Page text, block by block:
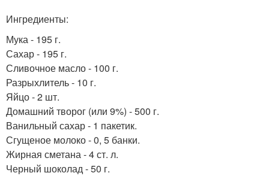
Ингредиенты:
Мука - 195 г.
Сахар - 195 г.
Сливочное масло - 100 г.
Разрыхлитель - 10 г.
Яйцо - 2 шт.
Домашний творог (или 9%) - 500 г.
Ванильный сахар - 1 пакетик.
Сгущеное молоко - 0, 5 банки.
Жирная сметана - 4 ст. л.
Черный шоколад - 50 г.